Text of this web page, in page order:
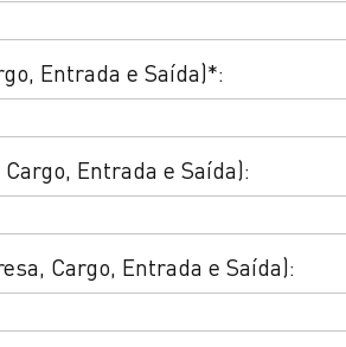
Entrada e Saída)*:
Entrada e Saída):
Cargo, Entrada e Saída):